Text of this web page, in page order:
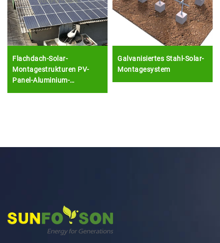
Flachdach-Solar-
Montagestrukturen PV-
Panel-Aluminium-
Galvanisiertes Stahl-Solar-
Montagesystem